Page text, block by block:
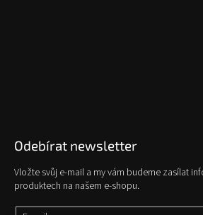
Odebírat newsletter
Vložte svůj e-mail a my vám budeme zasílat
produktech na našem e-shopu.